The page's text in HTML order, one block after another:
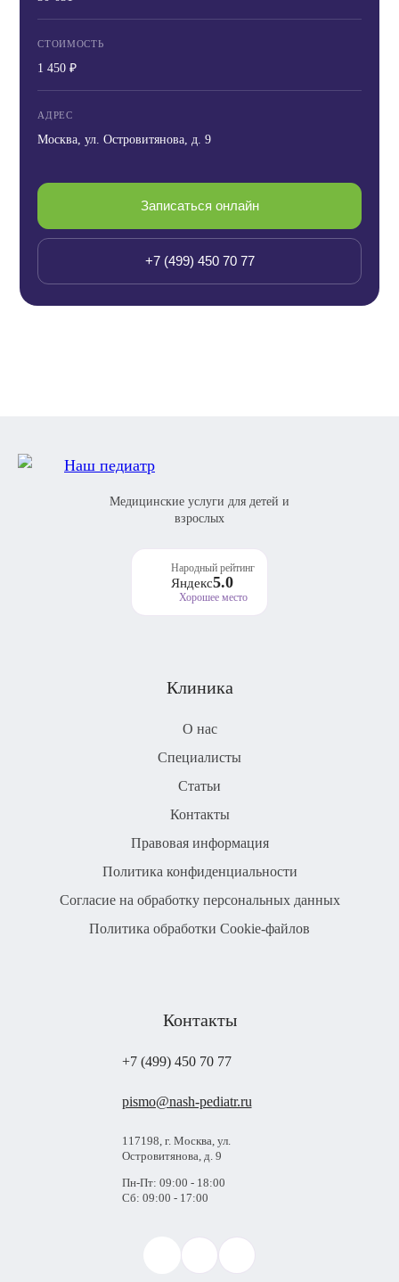
СТОИМОСТЬ
1 450 ₽
АДРЕС
Москва, ул. Островитянова, д. 9
Записаться онлайн
+7 (499) 450 70 77
Медицинские услуги для детей и
взрослых
Народный рейтинг
Яндекс5.0
Хорошее место
Клиника
О нас
Специалисты
Статьи
Контакты
Правовая информация
Политика конфиденциальности
Согласие на обработку персональных данных
Политика обработки Cookie-файлов
Контакты
+7 (499) 450 70 77
pismo@nash-pediatr.ru
117198, г. Москва, ул.
Островитянова, д. 9
Пн-Пт: 09:00 - 18:00
Сб: 09:00 - 17:00